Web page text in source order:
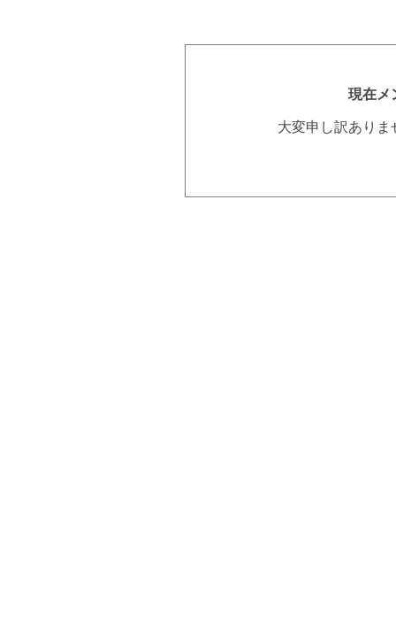
現在メ
大変申し訳あり